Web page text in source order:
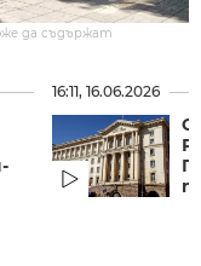
да съдържат
16:11, 16.06.2026